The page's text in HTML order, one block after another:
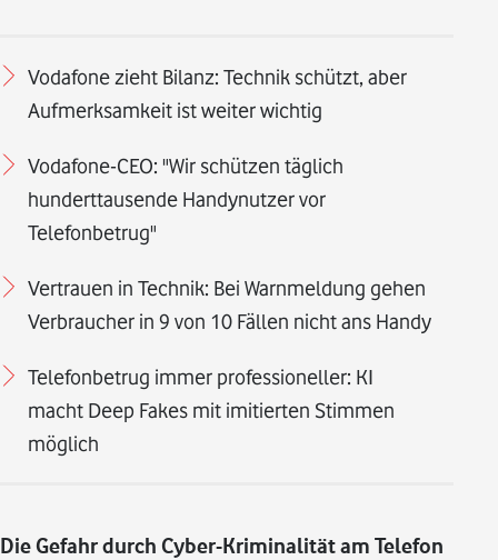
Vodafone zieht Bilanz: Technik schützt, aber
Aufmerksamkeit ist weiter wichtig
Vodafone-CEO: "Wir schützen täglich
hunderttausende Handynutzer vor
Telefonbetrug"
Vertrauen in Technik: Bei Warnmeldung gehen
Verbraucher in 9 von 10 Fällen nicht ans Handy
Telefonbetrug immer professioneller: KI
macht Deep Fakes mit imitierten Stimmen
möglich
Die Gefahr durch Cyber-Kriminalität am Telefon